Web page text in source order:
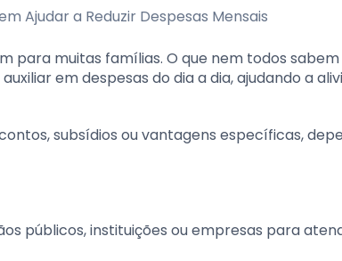
para muitas famílias. O que nem todos sabem
em despesas do dia a dia, ajudando a
subsídios ou vantagens específicas,
públicos, instituições ou empresas para